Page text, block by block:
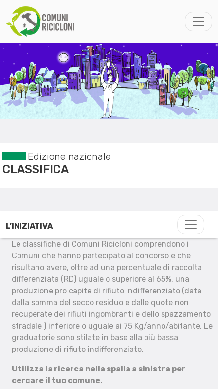
Edizione nazionale
CLASSIFICA
L’INIZIATIVA
Le classifiche di Comuni Ricicloni comprendono i
Comuni che hanno partecipato al concorso e che
risultano avere, oltre ad una percentuale di raccolta
differenziata (RD) uguale o superiore al 65%, una
produzione pro capite di rifiuto indifferenziato (data
dalla somma del secco residuo e dalle quote non
recuperate dei rifiuti ingombranti e dello spazzamento
stradale ) inferiore o uguale ai 75 Kg/anno/abitante. Le
graduatorie sono stilate in base alla più bassa
produzione di rifiuto indifferenziato.
Utilizza la ricerca nella spalla a sinistra per
cercare il tuo comune.